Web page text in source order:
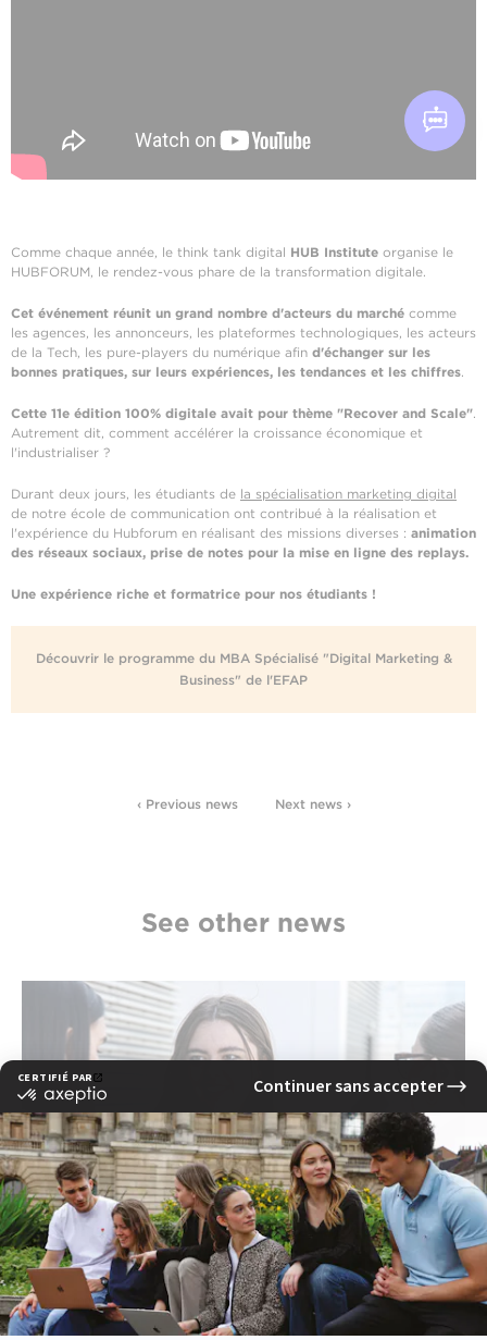
Comme chaque année, le think tank digital HUB Institute organise le
HUBFORUM, le rendez-vous phare de la transformation digitale.
Cet événement réunit un grand nombre d'acteurs du marché comme
les agences, les annonceurs, les plateformes technologiques, les acteurs
de la Tech, les pure-players du numérique afin d'échanger sur les
bonnes pratiques, sur leurs expériences, les tendances et les chiffres.
Cette 11e édition 100% digitale avait pour thème "Recover and Scale".
Autrement dit, comment accélérer la croissance économique et
l'industrialiser ?
Durant deux jours, les étudiants de la spécialisation marketing digital
de notre école de communication ont contribué à la réalisation et
l'expérience du Hubforum en réalisant des missions diverses : animation
des réseaux sociaux, prise de notes pour la mise en ligne des replays.
Une expérience riche et formatrice pour nos étudiants !
Découvrir le programme du MBA Spécialisé "Digital Marketing &
Business" de l'EFAP
‹ Previous news Next news ›
See other news
Quels métiers sont accessibles après une
formation événementiel Rennes à l'EFAP ?
read more